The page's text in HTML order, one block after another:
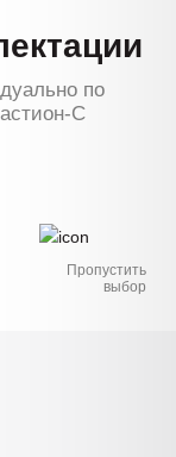
по
С
Пропустить
выбор